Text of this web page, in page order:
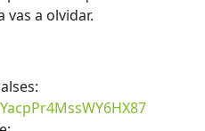
a olvidar.